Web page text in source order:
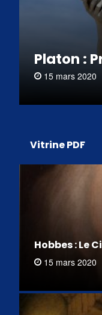
Platon :
15 mars 2020
Vitrine PDF
Hobbes : Le
15 mars 2020